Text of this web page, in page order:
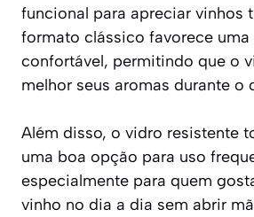
funcional para apreciar vinhos
formato clássico favorece
confortável, permitindo que o
melhor seus aromas durante o
Além disso, o vidro resistente
uma boa opção para uso
especialmente para quem
vinho no dia a dia sem abrir